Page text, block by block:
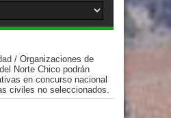
/ Organizaciones de
Norte Chico podrán
en concurso nacional
civiles no seleccionados.